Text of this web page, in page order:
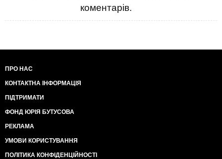
коментарів.
ПРО НАС
КОНТАКТНА ІНФОРМАЦІЯ
ПІДТРИМАТИ
ФОНД ЮРІЯ БУТУСОВА
РЕКЛАМА
УМОВИ КОРИСТУВАННЯ
ПОЛІТИКА КОНФІДЕНЦІЙНОСТІ